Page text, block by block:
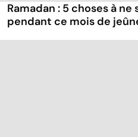
Ramadan : 5 choses à
pendant ce mois de